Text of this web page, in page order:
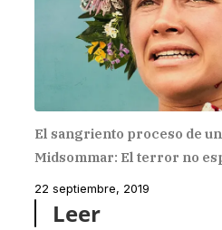
El sangriento proceso de
Midsommar: El terror no
22 septiembre, 2019
Leer